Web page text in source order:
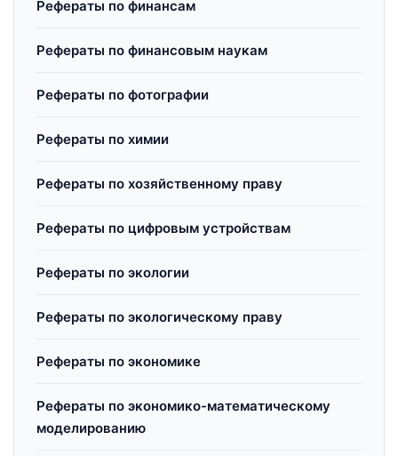
Рефераты по финансам
Рефераты по финансовым наукам
Рефераты по фотографии
Рефераты по химии
Рефераты по хозяйственному праву
Рефераты по цифровым устройствам
Рефераты по экологии
Рефераты по экологическому праву
Рефераты по экономике
Рефераты по экономико-математическому
моделированию